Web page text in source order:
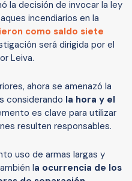
la decisión de invocar la ley
incendiarios en la
como saldo siete
será dirigida por el
Leiva.
ahora se amenazó la
considerando la hora y el
es clave para utilizar
resulten responsables.
uso de armas largas y
la ocurrencia de los